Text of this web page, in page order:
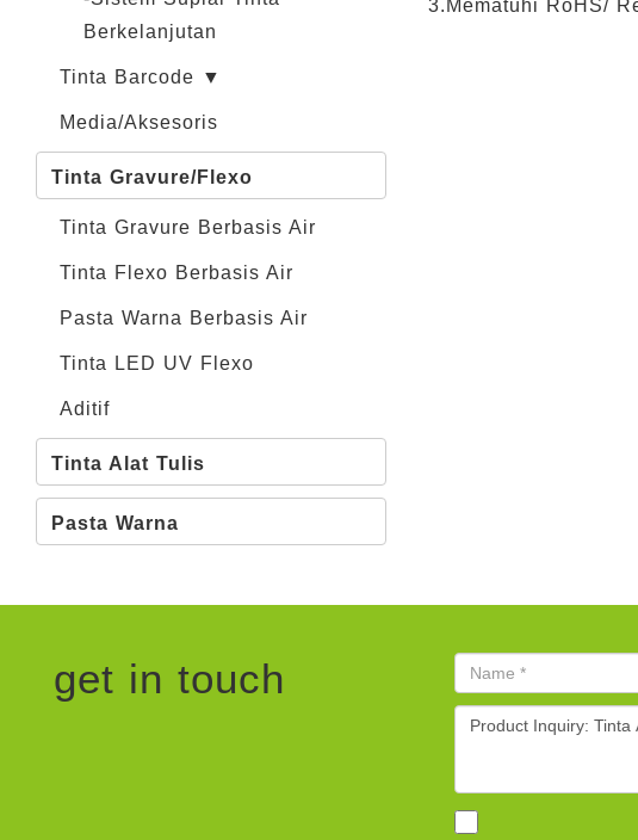
Berkelanjutan
Tinta Barcode ▼
Media/Aksesoris
Tinta Gravure/Flexo
Tinta Gravure Berbasis Air
Tinta Flexo Berbasis Air
Pasta Warna Berbasis Air
Tinta LED UV Flexo
Aditif
Tinta Alat Tulis
Pasta Warna
3.Mematuhi RoHS/
get in touch